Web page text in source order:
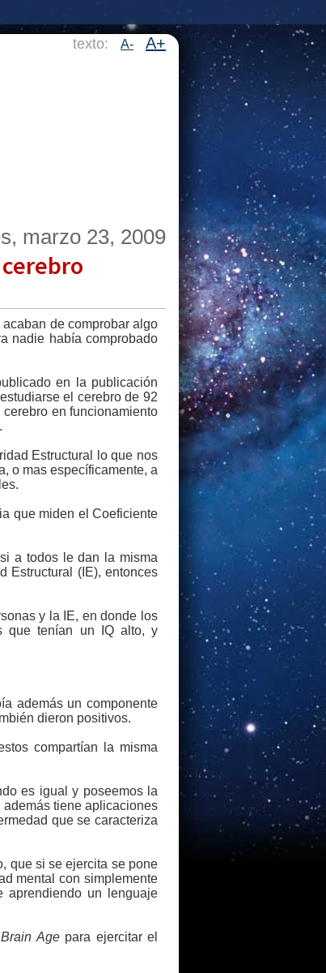
texto: A- A+
marzo 23, 2009
de comprobar algo
nadie había comprobado
en la publicación
el cerebro de 92
en funcionamiento
Estructural lo que nos
o mas específicamente, a
que miden el Coeficiente
a todos le dan la misma
Estructural (IE), entonces
y la IE, en donde los
que tenían un IQ alto, y
además un componente
dieron positivos.
compartían la misma
es igual y poseemos la
tiene aplicaciones
que se caracteriza
que si se ejercita se pone
mental con simplemente
aprendiendo un lenguaje
Brain Agepara ejercitar el